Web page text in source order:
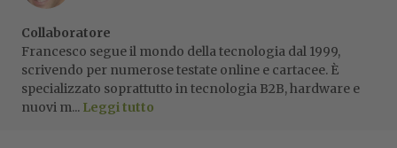
Collaboratore
Francesco segue il mondo della tecnologia dal 1999,
scrivendo per numerose testate online e cartacee. È
specializzato soprattutto in tecnologia B2B, hardware e
nuovi m... Leggi tutto